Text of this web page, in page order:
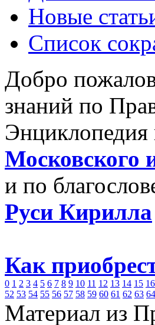
Новые
Список
Добро
знаний по
Энциклопедия
Московского
и по
Руси Кирилла
Как
0 1 2 3 4 5 6 7 8 9 10 11 12 13 14 15 16
52 53 54 55 56 57 58 59 60 61 62 63 64
Материал из